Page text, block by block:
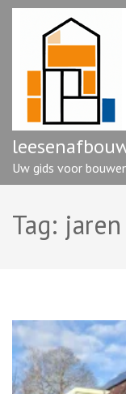
Ga
enter)
Uw gids voor
Tag: